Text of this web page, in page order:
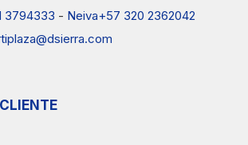
3794333 - Neiva+57 320 2362042